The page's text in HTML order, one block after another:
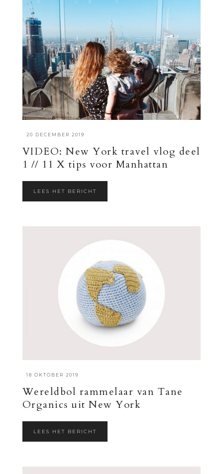
20 DECEMBER 2019
VIDEO: New York travel vlog deel
1 // 11 X tips voor Manhattan
LEES HET BERICHT
·18 OKTOBER 2019
Wereldbol rammelaar van Tane
Organics uit New York
LEES HET BERICHT